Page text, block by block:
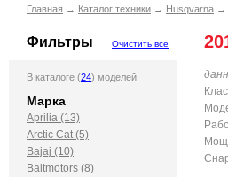
Главная → Каталог техники → Husqvarna →
Фильтры Очистить все
В каталоге (24) моделей
Марка
Aprilia (13)
Arctic Cat (5)
Bajaj (10)
Baltmotors (8)